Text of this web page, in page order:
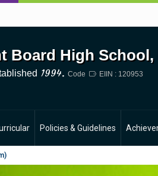
Board High School,
1994.Code EIIN : 120953
Policies & Guidelines